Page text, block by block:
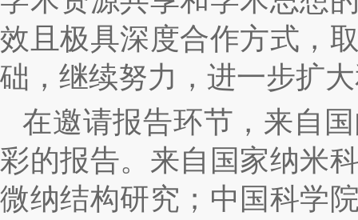
效且极具深度合作方式，
础，继续努力，进一步扩
在邀请报告环节，来自
彩的报告。来自国家纳米
微纳结构研究；中国科学